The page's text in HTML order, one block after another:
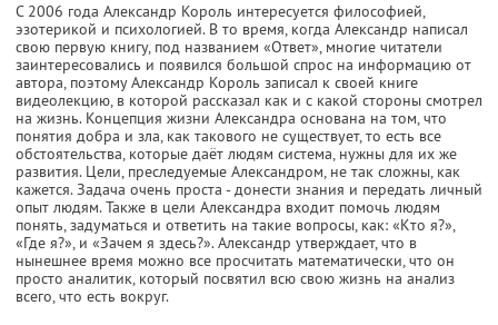
С 2006 года Александр Король интересуется философией,
эзотерикой и психологией. В то время, когда Александр написал
свою первую книгу, под названием «Ответ», многие читатели
заинтересовались и появился большой спрос на информацию от
автора, поэтому Александр Король записал к своей книге
видеолекцию, в которой рассказал как и с какой стороны смотрел
на жизнь. Концепция жизни Александра основана на том, что
понятия добра и зла, как такового не существует, то есть все
обстоятельства, которые даёт людям система, нужны для их же
развития. Цели, преследуемые Александром, не так сложны, как
кажется. Задача очень проста - донести знания и передать личный
опыт людям. Также в цели Александра входит помочь людям
понять, задуматься и ответить на такие вопросы, как: «Кто я?»,
«Где я?», и «Зачем я здесь?». Александр утверждает, что в
нынешнее время можно все просчитать математически, что он
просто аналитик, который посвятил всю свою жизнь на анализ
всего, что есть вокруг.